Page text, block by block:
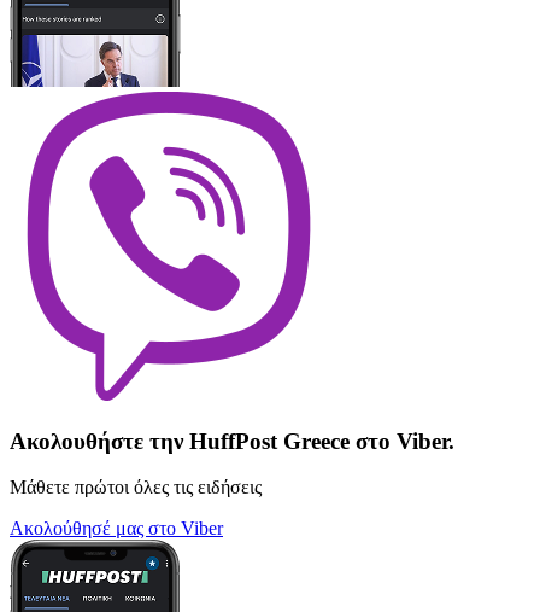
Ακολουθήστε την HuffPost Greece στο Viber.
Μάθετε πρώτοι όλες τις ειδήσεις
Ακολούθησέ μας στο Viber